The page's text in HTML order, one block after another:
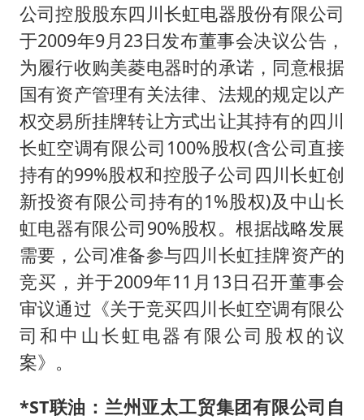
公司控股股东四川长虹电器股份有限公司
于2009年9月23日发布董事会决议公告，
为履行收购美菱电器时的承诺，同意根据
国有资产管理有关法律、法规的规定以产
权交易所挂牌转让方式出让其持有的四川
长虹空调有限公司100%股权(含公司直接
持有的99%股权和控股子公司四川长虹创
新投资有限公司持有的1%股权)及中山长
虹电器有限公司90%股权。根据战略发展
需要，公司准备参与四川长虹挂牌资产的
竞买，并于2009年11月13日召开董事会
审议通过《关于竞买四川长虹空调有限公
司和中山长虹电器有限公司股权的议
案》。
*ST联油：兰州亚太工贸集团有限公司自